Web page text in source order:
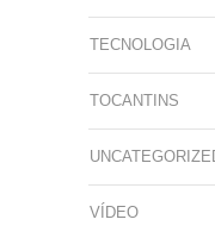
TECNOLOGIA
TOCANTINS
VÍDEO